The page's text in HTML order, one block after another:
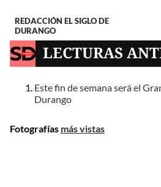
REDACCIÓN EL SIGLO DE
DURANGO
LECTURAS
Este fin de semana será el
Durango
Fotografías más vistas